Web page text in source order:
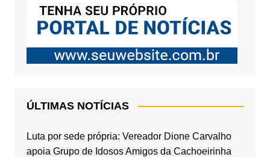
ÚLTIMAS NOTÍCIAS
Luta por sede própria: Vereador Dione Carvalho
apoia Grupo de Idosos Amigos da Cachoeirinha